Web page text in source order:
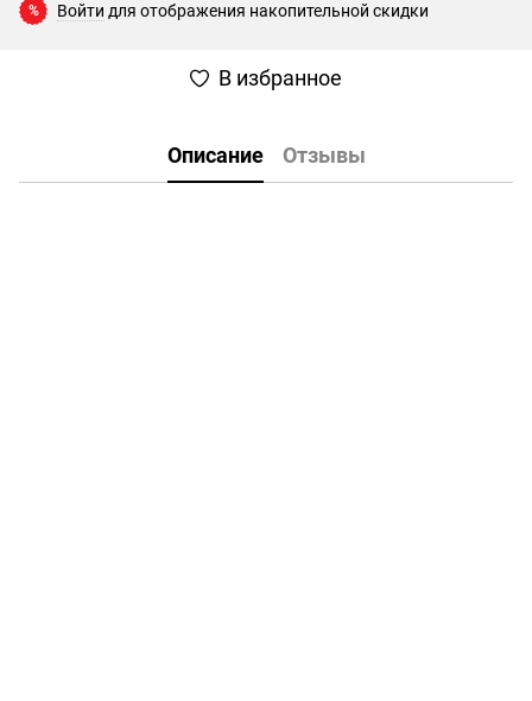
% Войти для отображения накопительной скидки
В избранное
Описание Отзывы